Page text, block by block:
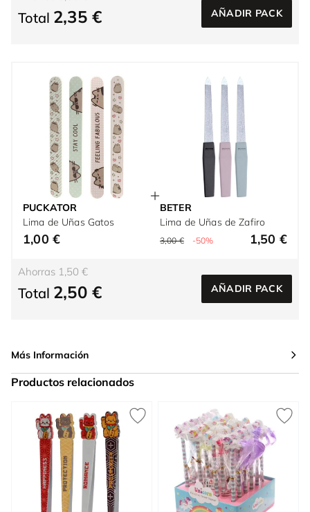
Total 2,35 € AÑADIR PACK
PUCKATOR
Lima de Uñas Gatos
1,00 €
BETER
Lima de Uñas de Zafiro
3,00 € -50% 1,50 €
Ahorras 1,50 €
Total 2,50 € AÑADIR PACK
Más Información
Productos relacionados